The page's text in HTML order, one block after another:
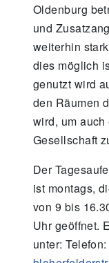
Oldenburg
und
weiterhin
dies möglich
genutzt wird
den Räumen
wird, um
Gesellschaft
Der
ist montags,
von 9 bis
Uhr geöffnet.
unter: